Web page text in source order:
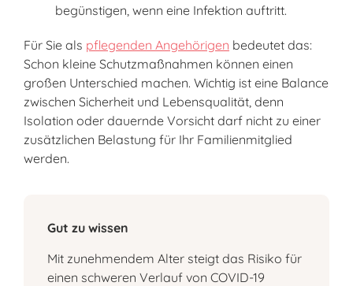
begünstigen, wenn eine Infektion auftritt.
Für Sie als pflegenden Angehörigen bedeutet das:
Schon kleine Schutzmaßnahmen können einen
großen Unterschied machen. Wichtig ist eine Balance
zwischen Sicherheit und Lebensqualität, denn
Isolation oder dauernde Vorsicht darf nicht zu einer
zusätzlichen Belastung für Ihr Familienmitglied
werden.
Gut zu wissen
Mit zunehmendem Alter steigt das Risiko für
einen schweren Verlauf von COVID-19